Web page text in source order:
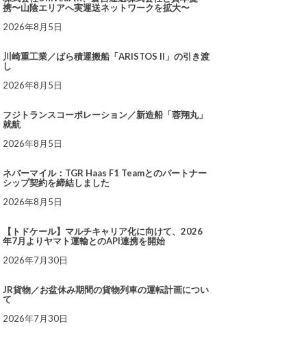
携〜山陰エリアへ実運送ネットワークを拡大〜
2026年8月5日
川崎重工業／ばら積運搬船「ARISTOS II」の引き渡
し
2026年8月5日
フジトランスコーポレーション／新造船「蓉翔丸」
就航
2026年8月5日
ネバーマイル：TGR Haas F1 Teamとのパートナー
シップ契約を締結しました
2026年8月5日
【トドケール】マルチキャリア化に向けて、2026
年7月よりヤマト運輸とのAPI連携を開始
2026年7月30日
JR貨物／お盆休み期間の貨物列車の運転計画につい
て
2026年7月30日